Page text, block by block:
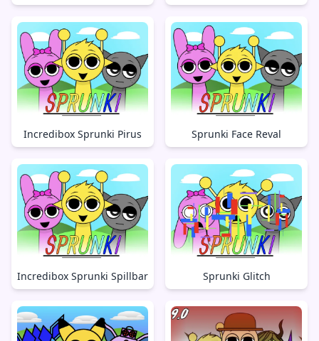
Incredibox Sprunki Pirus Sprunki Face Reval
Incredibox Sprunki Spillbar Sprunki Glitch